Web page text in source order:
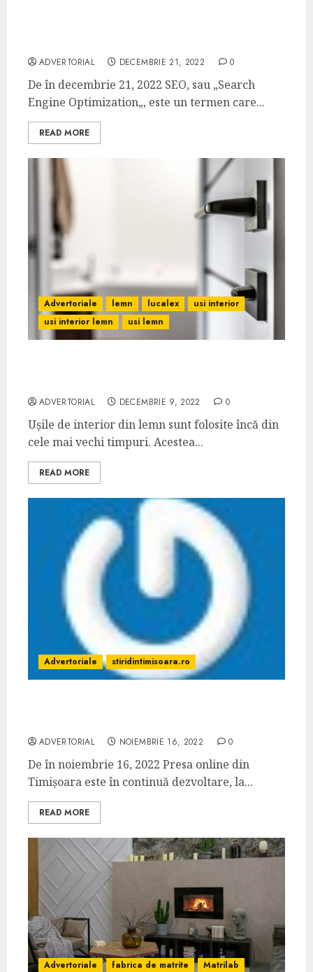
ADVERTORIAL DECEMBRIE 21, 2022 0
De în decembrie 21, 2022 SEO, sau „Search
Engine Optimization„, este un termen care...
READ MORE
Advertoriale lemn lucalex
usi interior
usi interior lemn
usi lemn
ADVERTORIAL DECEMBRIE 9, 2022 0
Ușile de interior din lemn sunt folosite încă din
cele mai vechi timpuri. Acestea...
READ MORE
Advertoriale stiridintimisoara.ro
ADVERTORIAL NOIEMBRIE 16, 2022 0
De în noiembrie 16, 2022 Presa online din
Timișoara este în continuă dezvoltare, la...
READ MORE
Advertoriale fabrica de matrite
Matrilab